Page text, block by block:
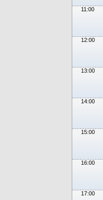
11:00
12:00
13:00
14:00
15:00
16:00
17:00